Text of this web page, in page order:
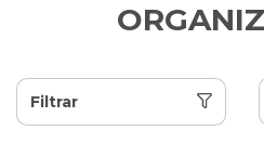
Filtrar